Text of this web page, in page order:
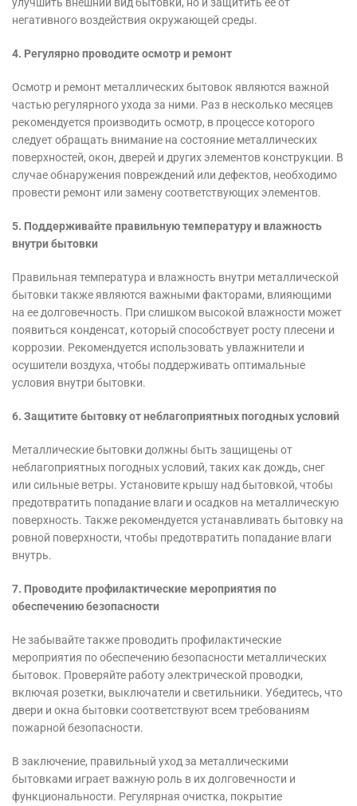
негативного воздействия окружающей среды.
4. Регулярно проводите осмотр и ремонт
Осмотр и ремонт металлических бытовок являются важной
частью регулярного ухода за ними. Раз в несколько месяцев
рекомендуется производить осмотр, в процессе которого
следует обращать внимание на состояние металлических
поверхностей, окон, дверей и других элементов конструкции. В
случае обнаружения повреждений или дефектов, необходимо
провести ремонт или замену соответствующих элементов.
5. Поддерживайте правильную температуру и влажность
внутри бытовки
Правильная температура и влажность внутри металлической
бытовки также являются важными факторами, влияющими
на ее долговечность. При слишком высокой влажности может
появиться конденсат, который способствует росту плесени и
коррозии. Рекомендуется использовать увлажнители и
осушители воздуха, чтобы поддерживать оптимальные
условия внутри бытовки.
6. Защитите бытовку от неблагоприятных погодных условий
Металлические бытовки должны быть защищены от
неблагоприятных погодных условий, таких как дождь, снег
или сильные ветры. Установите крышу над бытовкой, чтобы
предотвратить попадание влаги и осадков на металлическую
поверхность. Также рекомендуется устанавливать бытовку на
ровной поверхности, чтобы предотвратить попадание влаги
внутрь.
7. Проводите профилактические мероприятия по
обеспечению безопасности
Не забывайте также проводить профилактические
мероприятия по обеспечению безопасности металлических
бытовок. Проверяйте работу электрической проводки,
включая розетки, выключатели и светильники. Убедитесь, что
двери и окна бытовки соответствуют всем требованиям
пожарной безопасности.
В заключение, правильный уход за металлическими
бытовками играет важную роль в их долговечности и
функциональности. Регулярная очистка, покрытие